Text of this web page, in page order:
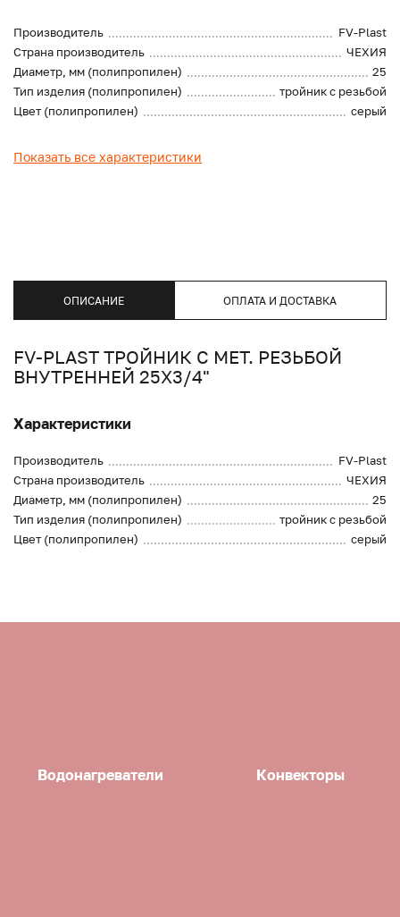
Производитель
FV-Plast
Страна производитель
ЧЕХИЯ
Диаметр, мм (полипропилен)
25
Тип изделия (полипропилен)
тройник с резьбой
Цвет (полипропилен)
серый
Показать все характеристики
ОПИСАНИЕ ОПЛАТА И ДОСТАВКА
FV-PLAST ТРОЙНИК С МЕТ. РЕЗЬБОЙ
ВНУТРЕННЕЙ 25Х3/4"
Характеристики
Производитель
FV-Plast
Страна производитель
ЧЕХИЯ
Диаметр, мм (полипропилен)
25
Тип изделия (полипропилен)
тройник с резьбой
Цвет (полипропилен)
серый
Водонагреватели Конвекторы